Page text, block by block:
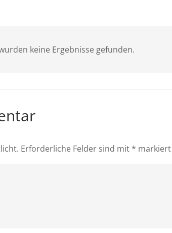
keine Ergebnisse gefunden.
Erforderliche Felder sind mit * markiert